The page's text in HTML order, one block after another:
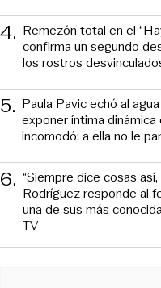
4. Remezón total en el
confirma un segundo
los rostros
5. Paula Pavic echó al
exponer íntima dinámica
incomodó: a ella no le
6. “Siempre dice cosas así,
Rodríguez responde al
una de sus más
TV